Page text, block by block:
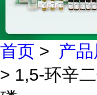
首页 > 产
> 1,5-环辛